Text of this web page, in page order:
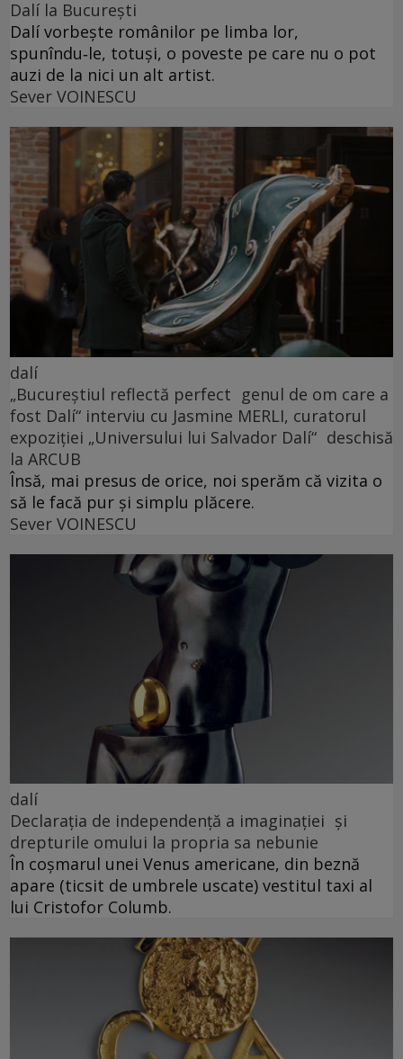
Dalí la București
Dalí vorbește românilor pe limba lor,
spunîndu‑le, totuși, o poveste pe care nu o pot
auzi de la nici un alt artist.
Sever VOINESCU
dalí
„Bucureștiul reflectă perfect genul de om care a
fost Dalí“ interviu cu Jasmine MERLI, curatorul
expoziției „Universului lui Salvador Dalí“ deschisă
la ARCUB
Însă, mai presus de orice, noi sperăm că vizita o
să le facă pur și simplu plăcere.
Sever VOINESCU
dalí
Declarația de independență a imaginației și
drepturile omului la propria sa nebunie
În coșmarul unei Venus americane, din beznă
apare (ticsit de umbrele uscate) vestitul taxi al
lui Cristofor Columb.